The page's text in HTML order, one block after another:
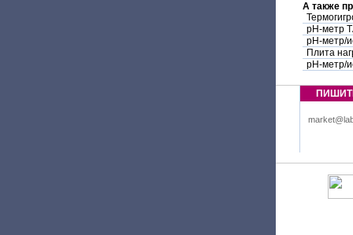
А также
pH-метр
pH-метр/
Плита
pH-метр/